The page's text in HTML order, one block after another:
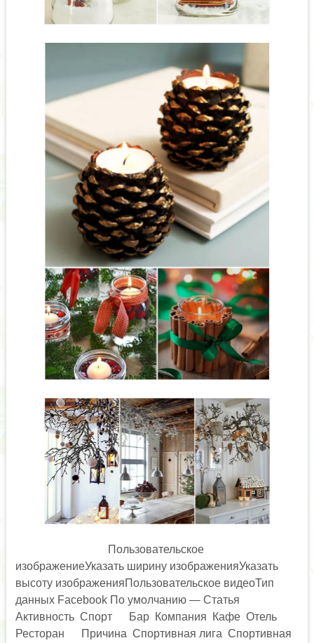
Пользовательское
изображениеУказать ширину изображенияУказать
высоту изображенияПользовательское видеоТип
данных Facebook По умолчанию — Статья
Активность Спорт Бар Компания Кафе Отель
Ресторан Причина Спортивная лига Спортивная